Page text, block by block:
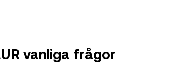
vanliga frågor